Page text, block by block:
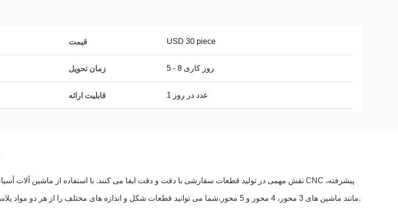
قیمت USD 30 piece
زمان تحویل 5 - 8 روز کاری
قابلیت ارائه 1 عدد در روز
مانند ماشین های 3 محور، 4 محور و 5 محور،شما می توانید قطعات شکل و اندازه های مختلف را از هر دو مواد پلاستیکی و فلزی ایجاد کنید.